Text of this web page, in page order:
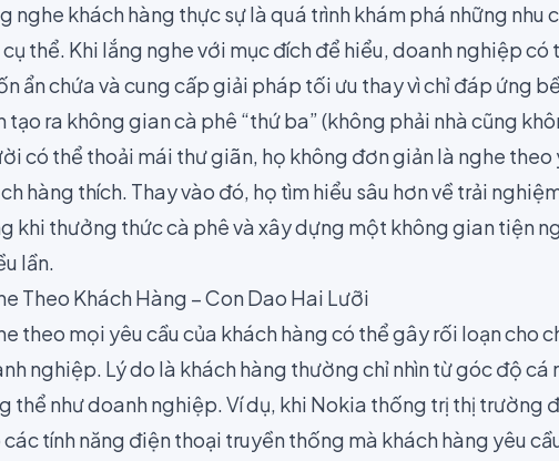
nghe khách hàng thực sự là quá trình khám phá những nhu
cụ thể. Khi lắng nghe với mục đích để hiểu, doanh nghiệp
ẩn chứa và cung cấp giải pháp tối ưu thay vì chỉ đáp ứng
tạo ra không gian cà phê “thứ ba” (không phải nhà cũng
có thể thoải mái thư giãn, họ không đơn giản là nghe theo
hàng thích. Thay vào đó, họ tìm hiểu sâu hơn về trải
khi thưởng thức cà phê và xây dựng một không gian tiện
lần.
Theo Khách Hàng – Con Dao Hai Lưỡi
theo mọi yêu cầu của khách hàng có thể gây rối loạn cho
nghiệp. Lý do là khách hàng thường chỉ nhìn từ góc độ cá
thể như doanh nghiệp. Ví dụ, khi Nokia thống trị thị trường
các tính năng điện thoại truyền thống mà khách hàng yêu